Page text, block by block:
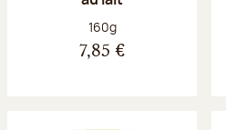
Poids net :
160g
7,85 €